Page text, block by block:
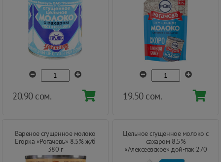
20.90 сом. 19.50 сом.
Вареное сгущенное молоко
Егорка «Рогачевъ» 8.5% ж/б
380 г
Цельное сгущенное молоко с
сахаром 8.5%
«Алексеевское» дой-пак 270
г